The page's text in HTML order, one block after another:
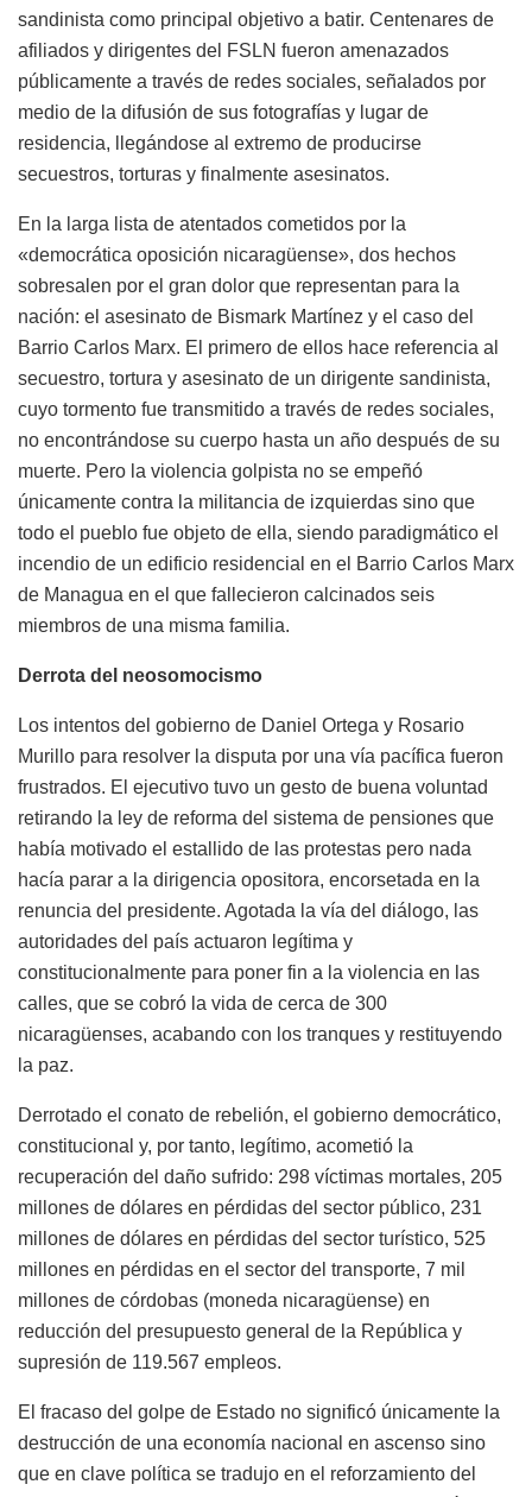
sandinista como principal objetivo a batir. Centenares de
afiliados y dirigentes del FSLN fueron amenazados
públicamente a través de redes sociales, señalados por
medio de la difusión de sus fotografías y lugar de
residencia, llegándose al extremo de producirse
secuestros, torturas y finalmente asesinatos.
En la larga lista de atentados cometidos por la
«democrática oposición nicaragüense», dos hechos
sobresalen por el gran dolor que representan para la
nación: el asesinato de Bismark Martínez y el caso del
Barrio Carlos Marx. El primero de ellos hace referencia al
secuestro, tortura y asesinato de un dirigente sandinista,
cuyo tormento fue transmitido a través de redes sociales,
no encontrándose su cuerpo hasta un año después de su
muerte. Pero la violencia golpista no se empeñó
únicamente contra la militancia de izquierdas sino que
todo el pueblo fue objeto de ella, siendo paradigmático el
incendio de un edificio residencial en el Barrio Carlos Marx
de Managua en el que fallecieron calcinados seis
miembros de una misma familia.
Derrota del neosomocismo
Los intentos del gobierno de Daniel Ortega y Rosario
Murillo para resolver la disputa por una vía pacífica fueron
frustrados. El ejecutivo tuvo un gesto de buena voluntad
retirando la ley de reforma del sistema de pensiones que
había motivado el estallido de las protestas pero nada
hacía parar a la dirigencia opositora, encorsetada en la
renuncia del presidente. Agotada la vía del diálogo, las
autoridades del país actuaron legítima y
constitucionalmente para poner fin a la violencia en las
calles, que se cobró la vida de cerca de 300
nicaragüenses, acabando con los tranques y restituyendo
la paz.
Derrotado el conato de rebelión, el gobierno democrático,
constitucional y, por tanto, legítimo, acometió la
recuperación del daño sufrido: 298 víctimas mortales, 205
millones de dólares en pérdidas del sector público, 231
millones de dólares en pérdidas del sector turístico, 525
millones en pérdidas en el sector del transporte, 7 mil
millones de córdobas (moneda nicaragüense) en
reducción del presupuesto general de la República y
supresión de 119.567 empleos.
El fracaso del golpe de Estado no significó únicamente la
destrucción de una economía nacional en ascenso sino
que en clave política se tradujo en el reforzamiento del